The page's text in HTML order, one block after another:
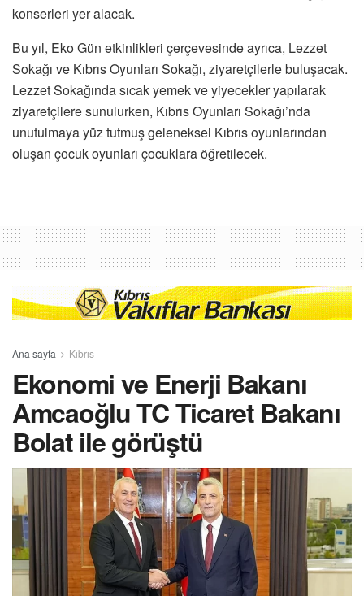
konserleri yer alacak.
Bu yıl, Eko Gün etkinlikleri çerçevesinde ayrıca, Lezzet
Sokağı ve Kıbrıs Oyunları Sokağı, ziyaretçilerle buluşacak.
Lezzet Sokağında sıcak yemek ve yiyecekler yapılarak
ziyaretçilere sunulurken, Kıbrıs Oyunları Sokağı’nda
unutulmaya yüz tutmuş geleneksel Kıbrıs oyunlarından
oluşan çocuk oyunları çocuklara öğretilecek.
Ana sayfa Kıbrıs
Ekonomi ve Enerji Bakanı
Amcaoğlu TC Ticaret Bakanı
Bolat ile görüştü